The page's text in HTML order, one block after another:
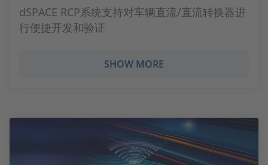
dSPACE RCP系统支持对车辆直流/直流转换器进
行便捷开发和验证
SHOW MORE